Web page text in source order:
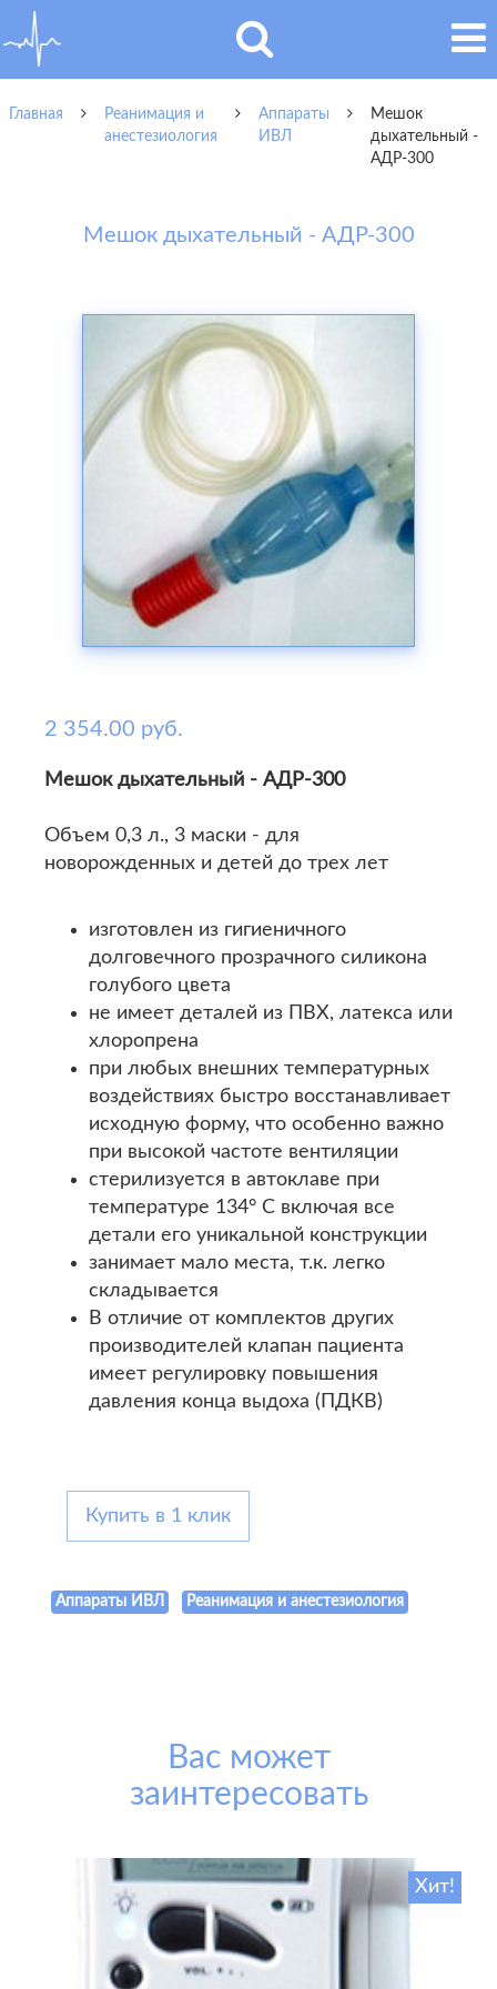
Главная
Реанимация и
анестезиология
Аппараты
ИВЛ
Мешок
дыхательный -
АДР-300
Мешок дыхательный - АДР-300
2 354.00 руб.
Мешок дыхательный - АДР-300
Объем 0,3 л., 3 маски - для
новорожденных и детей до трех лет
изготовлен из гигиеничного
долговечного прозрачного силикона
голубого цвета
не имеет деталей из ПВХ, латекса или
хлоропрена
при любых внешних температурных
воздействиях быстро восстанавливает
исходную форму, что особенно важно
при высокой частоте вентиляции
стерилизуется в автоклаве при
температуре 134° С включая все
детали его уникальной конструкции
занимает мало места, т.к. легко
складывается
В отличие от комплектов других
производителей клапан пациента
имеет регулировку повышения
давления конца выдоха (ПДКВ)
Купить в 1 клик
Аппараты ИВЛ Реанимация и анестезиология
Вас может
заинтересовать
Хит!